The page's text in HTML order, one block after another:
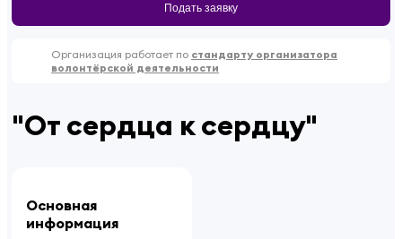
Подать заявку
Организация работает по стандарту организатора
волонтёрской деятельности
"От сердца к сердцу"
Основная
информация